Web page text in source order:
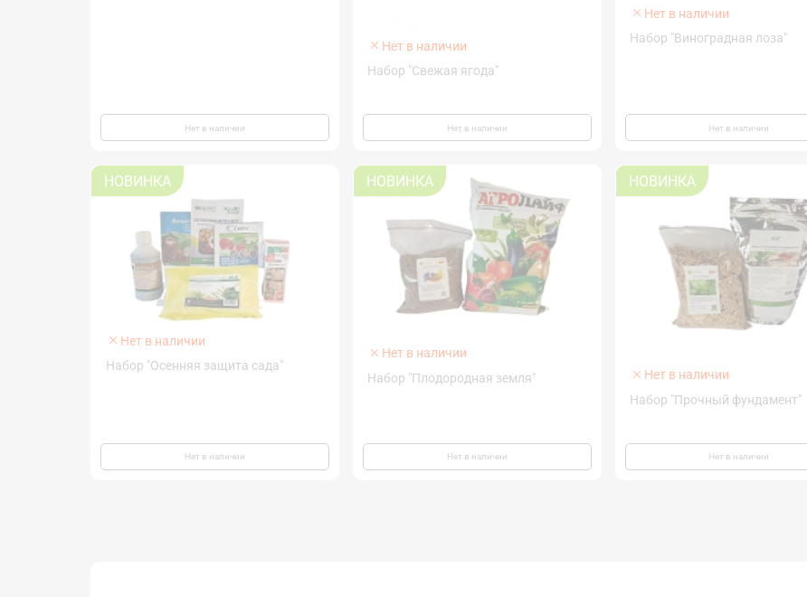
Нет в наличии
Нет в наличии
Набор "Свежая ягода"
Нет в наличии
Нет в наличии
Набор "Виноградная лоза"
Нет в наличии
НОВИНКА
Нет в наличии
Набор "Осенняя защита сада"
Нет в наличии
НОВИНКА
Нет в наличии
Набор "Плодородная земля"
Нет в наличии
НОВИНКА
Нет в наличии
Набор "Прочный фундамент"
Нет в наличии